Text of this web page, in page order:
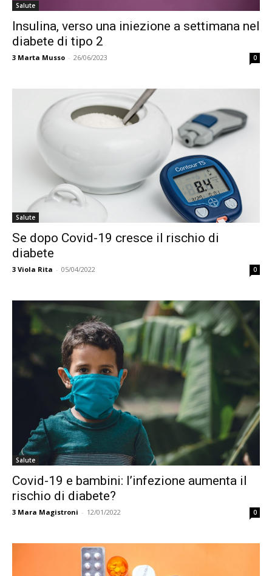
Salute
Insulina, verso una iniezione a settimana nel
diabete di tipo 2
3 Marta Musso - 26/06/2023 0
Salute
Se dopo Covid-19 cresce il rischio di
diabete
3 Viola Rita - 05/04/2022 0
Salute
Covid-19 e bambini: l’infezione aumenta il
rischio di diabete?
3 Mara Magistroni - 12/01/2022 0